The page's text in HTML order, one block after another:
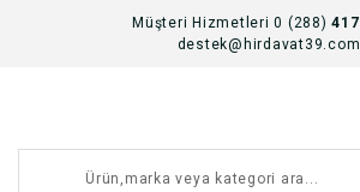
Müşteri Hizmetleri 0 (288)
destek@hirdavat39.com